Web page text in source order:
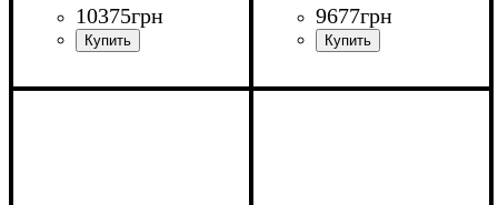
10375грн
Ширина: 82 см
9677грн
Ширина: 82 см